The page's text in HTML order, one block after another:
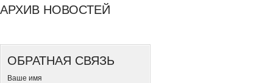
АРХИВ НОВОСТЕЙ
ОБРАТНАЯ СВЯЗЬ
Ваше имя